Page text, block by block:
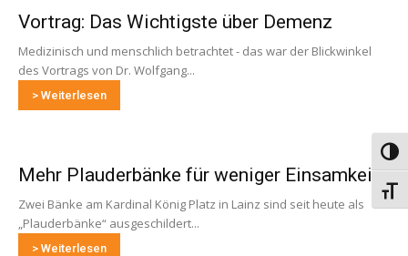
Vortrag: Das Wichtigste über Demenz
Medizinisch und menschlich betrachtet - das war der Blickwinkel
des Vortrags von Dr. Wolfgang...
> Weiterlesen
Mehr Plauderbänke für weniger Einsamkeit
Zwei Bänke am Kardinal König Platz in Lainz sind seit heute als
„Plauderbänke“ ausgeschildert...
> Weiterlesen